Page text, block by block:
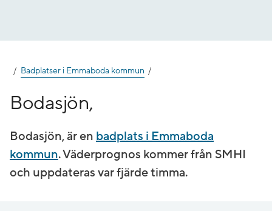
Badplatser i Emmaboda kommun
Bodasjön,
Bodasjön, är en badplats i Emmaboda
kommun. Väderprognos kommer från SMHI
och uppdateras var fjärde timma.